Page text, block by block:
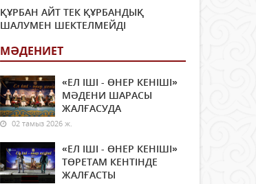
ҚҰРБАН АЙТ ТЕК ҚҰРБАНДЫҚ
ШАЛУМЕН ШЕКТЕЛМЕЙДІ
МӘДЕНИЕТ
«ЕЛ ІШІ - ӨНЕР КЕНІШІ»
МӘДЕНИ ШАРАСЫ
ЖАЛҒАСУДА
02 тамыз 2026 ж.
«ЕЛ ІШІ - ӨНЕР КЕНІШІ»
ТӨРЕТАМ КЕНТІНДЕ
ЖАЛҒАСТЫ